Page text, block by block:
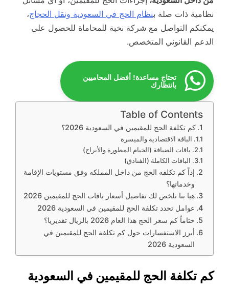
نظامية ذات صلة بنظام الحج في السعودية ونقل الحجاج،
يمكنكم التواصل مع شركة نخبة للمحاماة للحصول على
الدعم القانوني المتخصص.
تحتاج مساعدة! أفضل المحاميين
بانتظارك
Table of Contents
كم تكلفة الحج للمقيمين في السعودية 2026؟
الباقة الاقتصادية والميسرة
باقات الضيافة (الخيام المطورة والأبراج)
الباقات الكاملة (الفنادق)
إذاً كم تكلفه الحج من داخل المملكه وفق مستويات الإقامة
وخدماتها؟
هيا بنا نلخص لك تفاصيل أسعار باقات الحج للمقيمين 2026
عوامل تحدد تكلفة الحج للمقيمين في السعودية 2026
ختاماً كم سعر الحج هذا العام 2026 بالريال تقديريا؟
أبرز الاستفسارات حول كم تكلفة الحج للمقيمين في
السعودية 2026
كم تكلفة الحج للمقيمين في السعودية